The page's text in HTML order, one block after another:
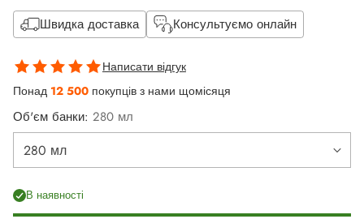
Швидка доставка Консультуємо онлайн
Написати відгук
Понад 12 500 покупців з нами щомісяця
Об'єм банки: 280 мл
В наявності